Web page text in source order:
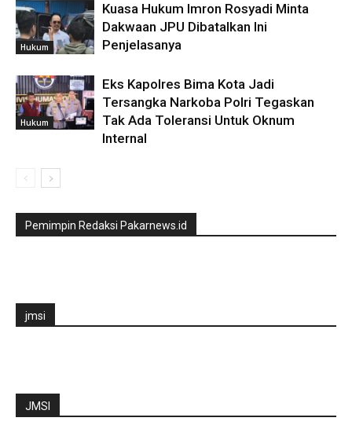
Hukum
Kuasa Hukum Imron Rosyadi Minta
Dakwaan JPU Dibatalkan Ini
Penjelasanya
Hukum
Eks Kapolres Bima Kota Jadi
Tersangka Narkoba Polri Tegaskan
Tak Ada Toleransi Untuk Oknum
Internal
Pemimpin Redaksi Pakarnews.id
jmsi
JMSI